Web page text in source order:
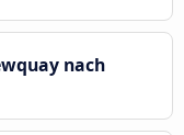
nach